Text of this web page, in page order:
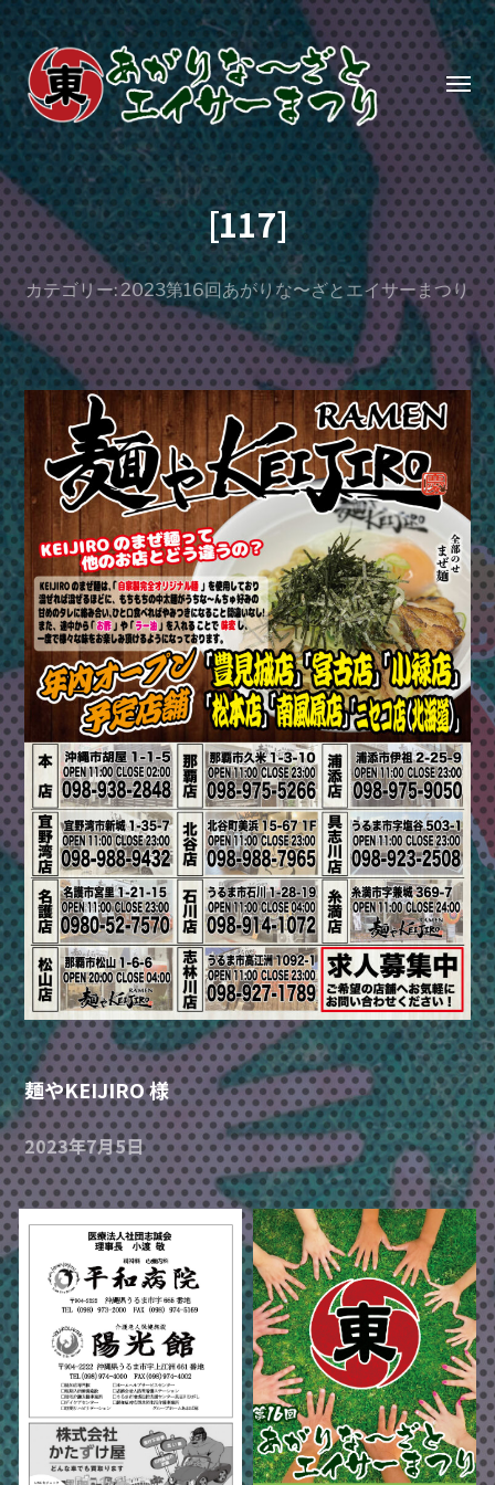
あ
が
り
な〜
ざ
と
エ
イ
サ
ー
ま
つ
り
＆
ハ
ッ
ピ
ー
フ
ェ
ス
menu
[117]
カテゴリー:2023第16回あがりな〜ざとエイサーまつり
麺やKEIJIRO 様
2023年7月5日